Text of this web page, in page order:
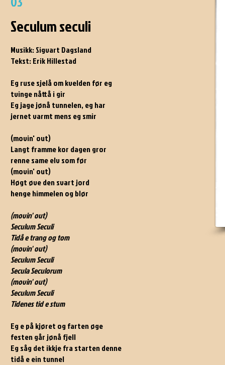
Seculum seculi
Musikk: Sigvart Dagsland
Tekst: Erik Hillestad
Eg ruse sjelå om kvelden før eg
tvinge nåttå i gir
Eg jage jønå tunnelen, eg har
jernet varmt mens eg smir
(movin' out)
Langt framme kor dagen gror
renne same elv som før
(movin' out)
Høgt øve den svart jord
henge himmelen og blør
(movin' out)
Seculum Seculi
Tidå e trang og tom
(movin' out)
Seculum Seculi
Secula Seculorum
(movin' out)
Seculum Seculi
Tidenes tid e stum
Eg e på kjøret og farten øge
festen går jønå fjell
Eg såg det ikkje fra starten denne
tidå e ein tunnel